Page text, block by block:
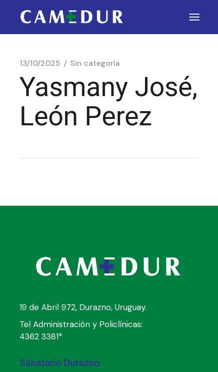
13/10/2025 Sin categoría
Yasmany José,
León Perez
19 de Abril 972, Durazno, Uruguay.
Tel Administración y Policlínicas:
4362 3381*
Sanatorio Durazno